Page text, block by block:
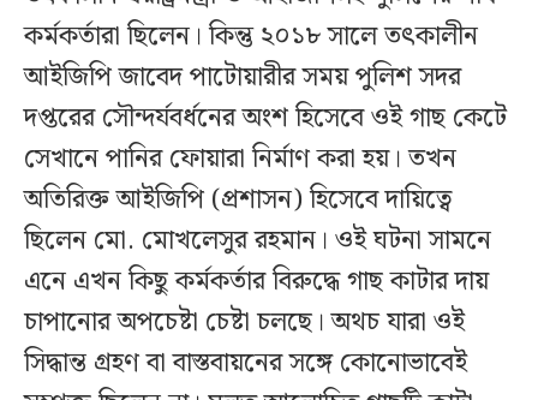
কর্মকর্তারা ছিলেন। কিন্তু ২০১৮ সালে তৎকালীন
আইজিপি জাবেদ পাটোয়ারীর সময় পুলিশ সদর
দপ্তরের সৌন্দর্যবর্ধনের অংশ হিসেবে ওই গাছ কেটে
সেখানে পানির ফোয়ারা নির্মাণ করা হয়। তখন
অতিরিক্ত আইজিপি (প্রশাসন) হিসেবে দায়িত্বে
ছিলেন মো. মোখলেসুর রহমান। ওই ঘটনা সামনে
এনে এখন কিছু কর্মকর্তার বিরুদ্ধে গাছ কাটার দায়
চাপানোর অপচেষ্টা চেষ্টা চলছে। অথচ যারা ওই
সিদ্ধান্ত গ্রহণ বা বাস্তবায়নের সঙ্গে কোনোভাবেই